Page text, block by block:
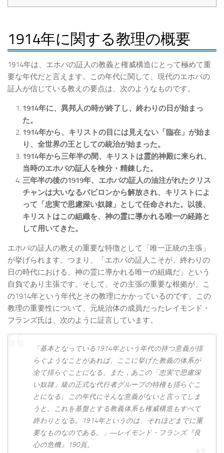
1914年に関する教理の概要
1914年は、エホバの証人の教義と権威構造にとって極めて重
要な年代だと言えます。この年代に関して、現代のエホバの
証人が信じている教えの要点は、次のようなものです。
1914年に、異邦人の時が終了し、終わりの日が始まっ
た。
1914年から、キリストの目には見えない「臨在」が始ま
り、全世界の王としての統治が始まった。
1914年から三年半の間、キリストは霊的神殿に来られ、
当時のエホバの証人を検分・精錬した。
三年半の後の1919年、エホバの証人の油注がれたクリス
チャンは大いなるバビロンから解放され、キリストによ
って「忠実で思慮深い奴隷」として任命された。以後、
キリストはこの組織を、神の霊に導かれる唯一の経路と
して用いてきた。
エホバの証人の教えの重要な特徴として「唯一正統の主張」
が挙げられます。つまり、「エホバの証人こそが、終わりの
日の時代における、神の霊に導かれる唯一の組織だ」という
自負であり主張です。そして、その主張の重要な根拠が、こ
の1914年という年代とその教理にかかっているのです。この
教理の重要性について、元統治体の成員だったレイモンド・
フランズ氏は、次のように証言しています。
「基本となっている1914年という年代の持つ意義が揺
らぐようなことがあれば、ここに挙げた教義の体系が
全て揺らぐことになる。また，あこの「忠実で思慮深
い奴隷」級の正式な代行者グループの特権も揺らぐこ
とになる。この年代にそんな意義がないと言ってしま
うと、これを基盤とする教義体系も権威構造もすべて
終わりとなる。1914年というのは、それほどまでに重
要なものなのである。」―レイモンド・フランズ『良
心の危機』190頁。